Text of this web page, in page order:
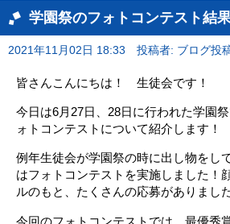
学園祭のフォトコンテスト結
2021年11月02日 18:33 投稿者: ブログ投
皆さんこんにちは！ 生徒会です！
今日は6月27日、28日に行われた学園
ォトコンテストについて紹介します！
例年生徒会が学園祭の時に出し物をし
はフォトコンテストを実施しました！
ルのもと、たくさんの応募がありまし
今回のフォトコンテストでは、最優秀